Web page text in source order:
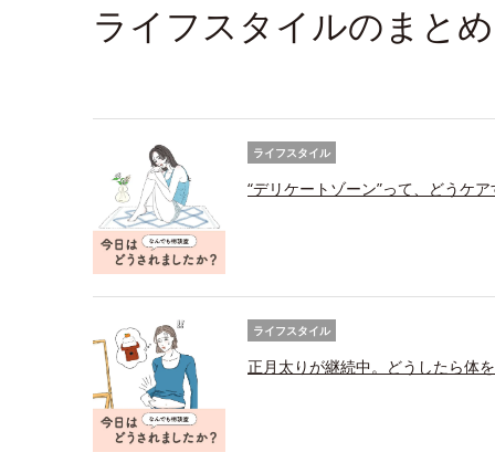
ライフスタイルのまとめ
ライフスタイル
“デリケートゾーン”って、どうケ
ライフスタイル
正月太りが継続中。どうしたら体